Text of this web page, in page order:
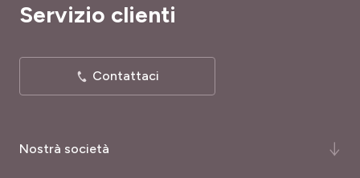
60 cm
Nostrà società
Servizio clienti
Contattaci